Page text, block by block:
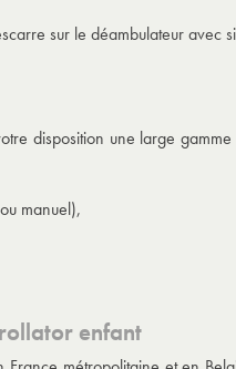
sur le déambulateur avec
disposition une large
manuel),
enfant